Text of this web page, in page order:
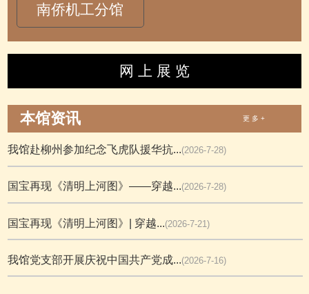
南侨机工分馆
网 上 展 览
本馆资讯 更 多 +
我馆赴柳州参加纪念飞虎队援华抗...(2026-7-28)
国宝再现《清明上河图》——穿越...(2026-7-28)
国宝再现《清明上河图》| 穿越...(2026-7-21)
我馆党支部开展庆祝中国共产党成...(2026-7-16)